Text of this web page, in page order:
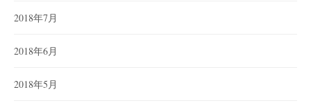
2018年7月
2018年6月
2018年5月